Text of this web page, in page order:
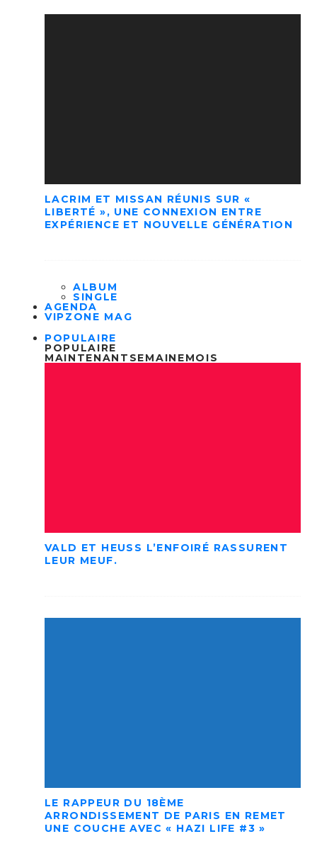
LACRIM ET MISSAN RÉUNIS SUR «
LIBERTÉ », UNE CONNEXION ENTRE
EXPÉRIENCE ET NOUVELLE GÉNÉRATION
ALBUM
SINGLE
AGENDA
VIPZONE MAG
POPULAIRE
POPULAIRE
MAINTENANT SEMAINEMOIS
VALD ET HEUSS L’ENFOIRÉ RASSURENT
LEUR MEUF.
LE RAPPEUR DU 18ÈME
ARRONDISSEMENT DE PARIS EN REMET
UNE COUCHE AVEC « HAZI LIFE #3 »